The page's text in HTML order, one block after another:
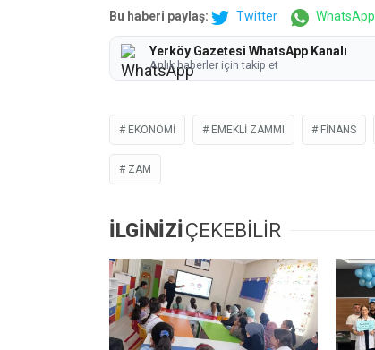
Bu haberi paylaş: Twitter WhatsApp
Yerköy Gazetesi WhatsApp Kanalı
Anlık haberler için takip et
EKONOMI EMEKLI ZAMMI FINANS
ZAM
İLGİNİZİÇEKEBİLİR